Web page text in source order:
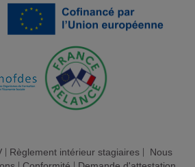
| Règlement intérieur stagiaires| Nous